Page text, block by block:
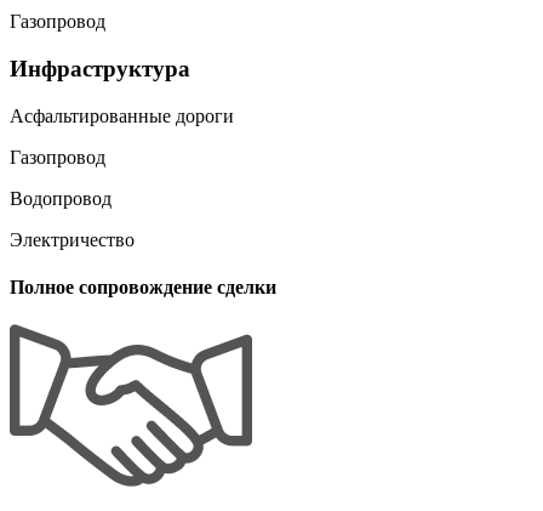
Газопровод
Инфраструктура
Асфальтированные дороги
Газопровод
Водопровод
Электричество
Полное сопровождение сделки